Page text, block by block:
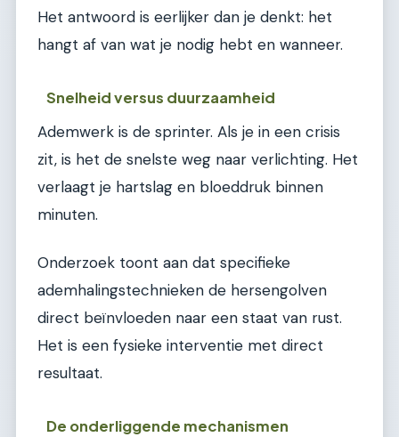
Het antwoord is eerlijker dan je denkt: het
hangt af van wat je nodig hebt en wanneer.
Snelheid versus duurzaamheid
Ademwerk is de sprinter. Als je in een crisis
zit, is het de snelste weg naar verlichting. Het
verlaagt je hartslag en bloeddruk binnen
minuten.
Onderzoek toont aan dat specifieke
ademhalingstechnieken de hersengolven
direct beïnvloeden naar een staat van rust.
Het is een fysieke interventie met direct
resultaat.
De onderliggende mechanismen